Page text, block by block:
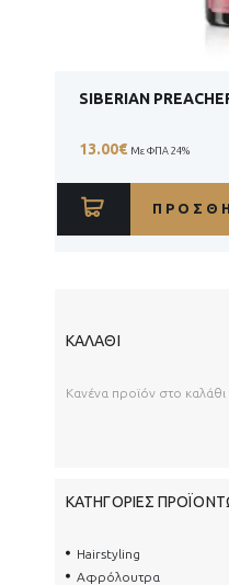
SIBERIAN
13.00€ Με ΦΠΑ 24%
ΚΑΛΆΘΙ
Κανένα προϊόν στο καλάθι
ΚΑΤΗΓΟΡΊΕΣ
Hairstyling
Αφρόλουτρα